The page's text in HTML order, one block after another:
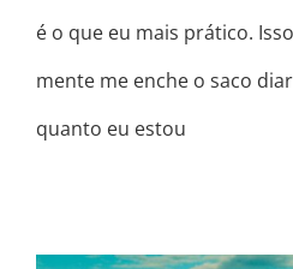
é o que eu mais prático.
mente me enche o saco
quanto eu estou